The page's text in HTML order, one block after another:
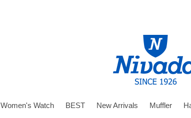
Women's Watch BEST New Arrivals Muffler